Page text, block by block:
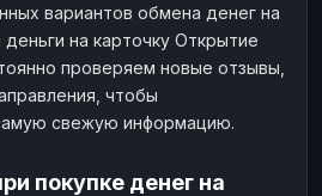
вариантов обмена денег на
на карточку Открытие
проверяем новые отзывы,
чтобы
свежую информацию.
покупке денег на